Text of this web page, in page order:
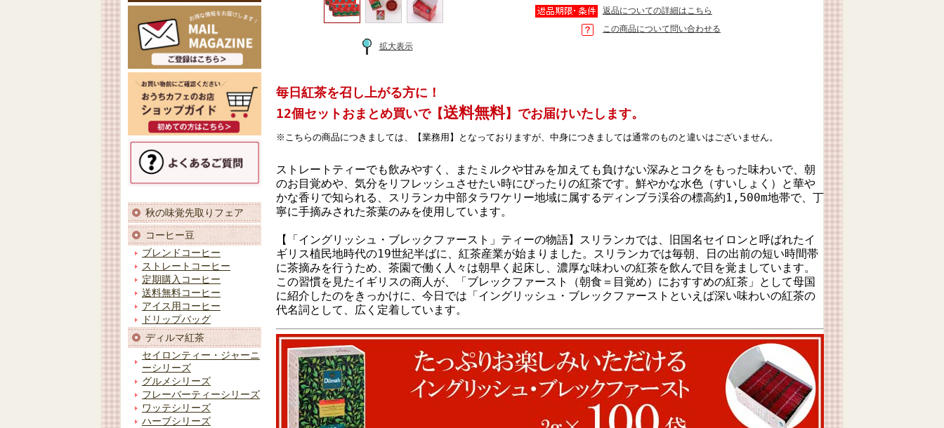
秋の味覚先取りフェア
コーヒー豆
ブレンドコーヒー
ストレートコーヒー
定期購入コーヒー
送料無料コーヒー
アイス用コーヒー
ドリップバッグ
ディルマ紅茶
セイロンティー・ジャーニ
ーシリーズ
グルメシリーズ
フレーバーティーシリーズ
ワッテシリーズ
ハーブシリーズ
拡大表示
返品についての詳細はこちら
この商品について問い合わせる
毎日紅茶を召し上がる方に！
12個セットおまとめ買いで【送料無料】でお届けいたします。
※こちらの商品につきましては、【業務用】となっておりますが、中身につきましては通常のものと違いはございません。
ストレートティーでも飲みやすく、またミルクや甘みを加えても負けない深みとコクをもった味わいで、朝
のお目覚めや、気分をリフレッシュさせたい時にぴったりの紅茶です。鮮やかな水色（すいしょく）と華や
かな香りで知られる、スリランカ中部タラワケリー地域に属するディンブラ渓谷の標高約1,500m地帯で、丁
寧に手摘みされた茶葉のみを使用しています。
【「イングリッシュ・ブレックファースト」ティーの物語】スリランカでは、旧国名セイロンと呼ばれたイ
ギリス植民地時代の19世紀半ばに、紅茶産業が始まりました。スリランカでは毎朝、日の出前の短い時間帯
に茶摘みを行うため、茶園で働く人々は朝早く起床し、濃厚な味わいの紅茶を飲んで目を覚ましています。
この習慣を見たイギリスの商人が、「ブレックファースト（朝食＝目覚め）におすすめの紅茶」として母国
に紹介したのをきっかけに、今日では「イングリッシュ・ブレックファーストといえば深い味わいの紅茶の
代名詞として、広く定着しています。